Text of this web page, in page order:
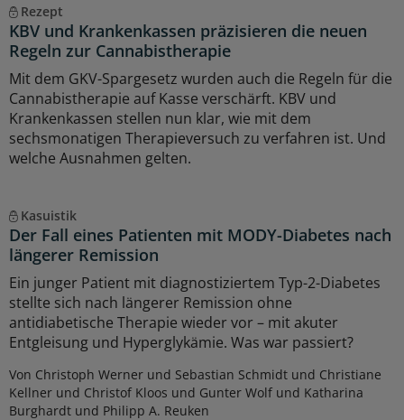
Rezept
KBV und Krankenkassen präzisieren die neuen
Regeln zur Cannabistherapie
Mit dem GKV-Spargesetz wurden auch die Regeln für die
Cannabistherapie auf Kasse verschärft. KBV und
Krankenkassen stellen nun klar, wie mit dem
sechsmonatigen Therapieversuch zu verfahren ist. Und
welche Ausnahmen gelten.
Kasuistik
Der Fall eines Patienten mit MODY-Diabetes nach
längerer Remission
Ein junger Patient mit diagnostiziertem Typ-2-Diabetes
stellte sich nach längerer Remission ohne
antidiabetische Therapie wieder vor – mit akuter
Entgleisung und Hyperglykämie. Was war passiert?
Von Christoph Werner und Sebastian Schmidt und Christiane
Kellner und Christof Kloos und Gunter Wolf und Katharina
Burghardt und Philipp A. Reuken